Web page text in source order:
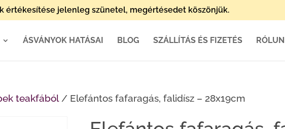
értékesítése jelenleg szünetel, megértésedet köszönjük.
ÁSVÁNYOK HATÁSAI BLOG SZÁLLÍTÁS ÉS FIZETÉS
teakfából/ Elefántos fafaragás, falidísz – 28x19cm